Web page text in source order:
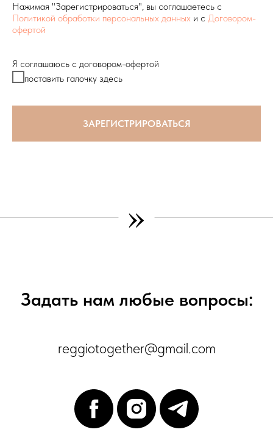
Нажимая "Зарегистрироваться", вы соглашаетесь с
Политикой обработки персональных данных и с Договором-
офертой
Я соглашаюсь с договором-офертой
поставить галочку здесь
ЗАРЕГИСТРИРОВАТЬСЯ
»
Задать нам любые вопросы:
reggiotogether@gmail.com